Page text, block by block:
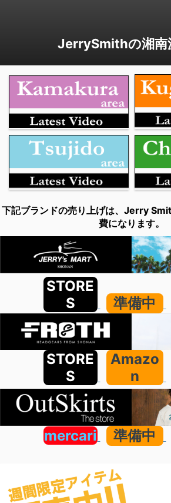
JerrySmithの湘南
下記ブランドの売り上げは、Jerry
費になります。
STORE
S
準備中
STORE
S
Amazo
n
mercari 準備中